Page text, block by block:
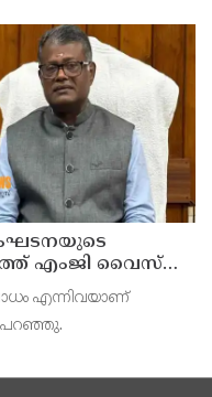
എംജി വൈസ്
എന്നിവയാണ്
പറഞ്ഞു.